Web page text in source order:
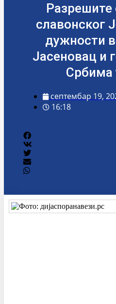
Разрешите
славонског
дужности
Јасеновац и
септембар 19,
16:18